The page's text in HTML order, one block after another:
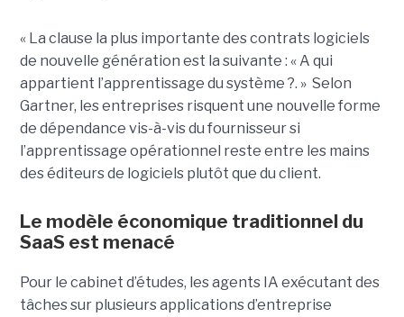
« La clause la plus importante des contrats logiciels
de nouvelle génération est la suivante : « A qui
appartient l’apprentissage du système ?. » Selon
Gartner, les entreprises risquent une nouvelle forme
de dépendance vis-à-vis du fournisseur si
l’apprentissage opérationnel reste entre les mains
des éditeurs de logiciels plutôt que du client.
Le modèle économique traditionnel du
SaaS est menacé
Pour le cabinet d’études, les agents IA exécutant des
tâches sur plusieurs applications d’entreprise